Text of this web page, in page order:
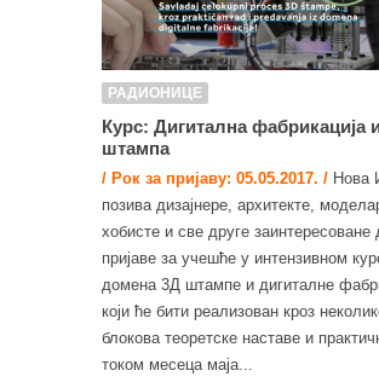
РАДИОНИЦЕ
Курс: Дигитална фабрикација
штампа
/ Рок за пријаву: 05.05.2017. / Нова
позива дизајнере, архитекте,
хобисте и све друге заинтересоване
пријаве за учешће у интензивном
домена 3Д штампе и дигиталне
који ће бити реализован кроз
блокова теоретске наставе и
током месеца маја...